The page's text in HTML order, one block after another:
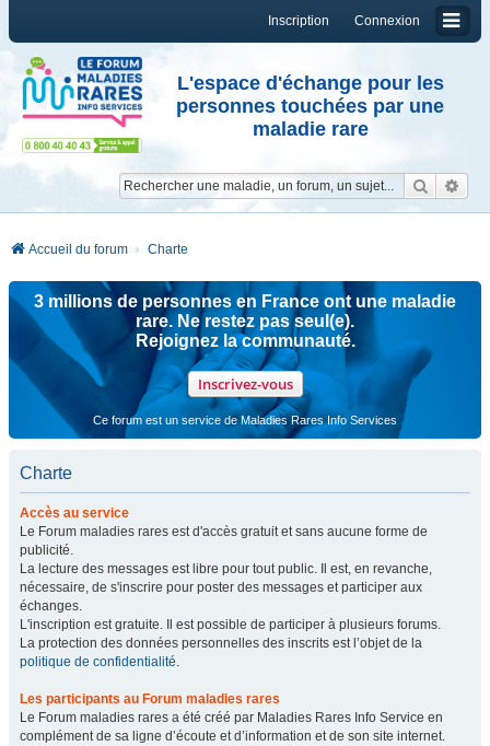
Connexion
Inscription
L'espace d'échange pour les
personnes touchées par une
maladie rare
Accueil du forum Charte
3 millions de personnes en France ont une maladie
rare. Ne restez pas seul(e).
Rejoignez la communauté.
Inscrivez-vous
Ce forum est un service de Maladies Rares Info Services
Charte
Accès au service
Le Forum maladies rares est d'accès gratuit et sans aucune forme de
publicité.
La lecture des messages est libre pour tout public. Il est, en revanche,
nécessaire, de s'inscrire pour poster des messages et participer aux
échanges.
L'inscription est gratuite. Il est possible de participer à plusieurs forums.
La protection des données personnelles des inscrits est l’objet de la
politique de confidentialité.
Les participants au Forum maladies rares
Le Forum maladies rares a été créé par Maladies Rares Info Service en
complément de sa ligne d’écoute et d’information et de son site internet.